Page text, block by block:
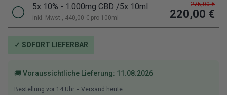
5x 10% - 1.000mg CBD /5x 10ml
inkl. Mwst., 440,00 € pro 100ml
275,00 €
220,00 €
✓ SOFORT LIEFERBAR
🚚 Voraussichtliche Lieferung: 11.08.2026
Bestellung vor 14 Uhr = Versand heute